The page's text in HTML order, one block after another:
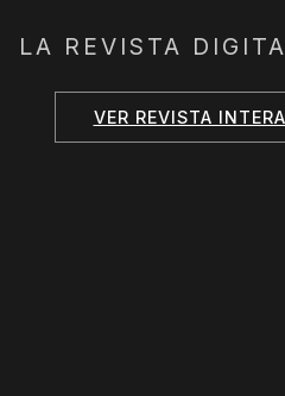
LA REVISTA
VER REVISTA